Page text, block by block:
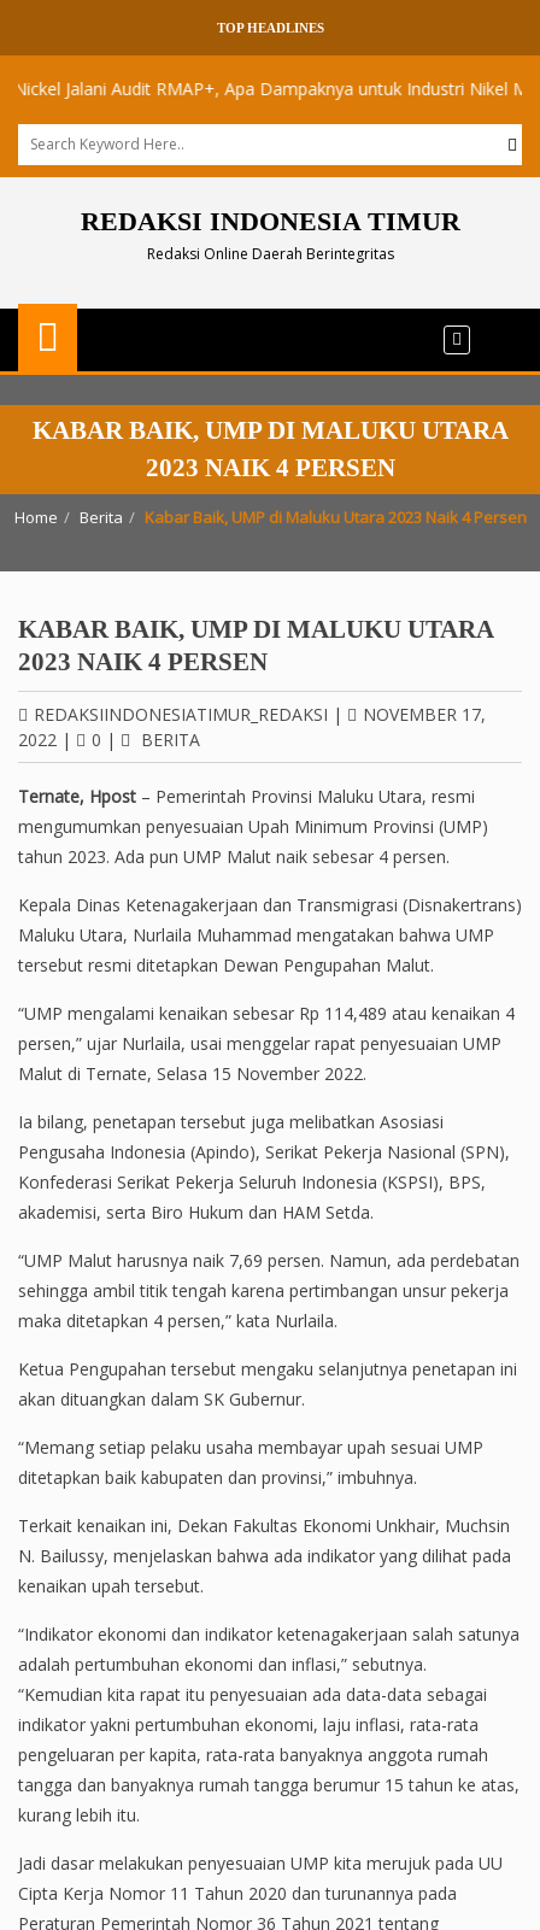
TOP HEADLINES
Audit RMAP+, Apa Dampaknya untuk Industri Nikel Maluku
REDAKSI INDONESIA TIMUR
Redaksi Online Daerah Berintegritas
KABAR BAIK, UMP DI MALUKU UTARA
2023 NAIK 4 PERSEN
Home Berita Kabar Baik, UMP di Maluku Utara 2023 Naik 4 Persen
KABAR BAIK, UMP DI MALUKU UTARA
2023 NAIK 4 PERSEN
REDAKSIINDONESIATIMUR_REDAKSI |
NOVEMBER 17,
2022 | 0 | BERITA
Ternate, Hpost – Pemerintah Provinsi Maluku Utara, resmi
mengumumkan penyesuaian Upah Minimum Provinsi (UMP)
tahun 2023. Ada pun UMP Malut naik sebesar 4 persen.
Kepala Dinas Ketenagakerjaan dan Transmigrasi (Disnakertrans)
Maluku Utara, Nurlaila Muhammad mengatakan bahwa UMP
tersebut resmi ditetapkan Dewan Pengupahan Malut.
“UMP mengalami kenaikan sebesar Rp 114,489 atau kenaikan 4
persen,” ujar Nurlaila, usai menggelar rapat penyesuaian UMP
Malut di Ternate, Selasa 15 November 2022.
Ia bilang, penetapan tersebut juga melibatkan Asosiasi
Pengusaha Indonesia (Apindo), Serikat Pekerja Nasional (SPN),
Konfederasi Serikat Pekerja Seluruh Indonesia (KSPSI), BPS,
akademisi, serta Biro Hukum dan HAM Setda.
“UMP Malut harusnya naik 7,69 persen. Namun, ada perdebatan
sehingga ambil titik tengah karena pertimbangan unsur pekerja
maka ditetapkan 4 persen,” kata Nurlaila.
Ketua Pengupahan tersebut mengaku selanjutnya penetapan ini
akan dituangkan dalam SK Gubernur.
“Memang setiap pelaku usaha membayar upah sesuai UMP
ditetapkan baik kabupaten dan provinsi,” imbuhnya.
Terkait kenaikan ini, Dekan Fakultas Ekonomi Unkhair, Muchsin
N. Bailussy, menjelaskan bahwa ada indikator yang dilihat pada
kenaikan upah tersebut.
“Indikator ekonomi dan indikator ketenagakerjaan salah satunya
adalah pertumbuhan ekonomi dan inflasi,” sebutnya.
“Kemudian kita rapat itu penyesuaian ada data-data sebagai
indikator yakni pertumbuhan ekonomi, laju inflasi, rata-rata
pengeluaran per kapita, rata-rata banyaknya anggota rumah
tangga dan banyaknya rumah tangga berumur 15 tahun ke atas,
kurang lebih itu.
Jadi dasar melakukan penyesuaian UMP kita merujuk pada UU
Cipta Kerja Nomor 11 Tahun 2020 dan turunannya pada
Peraturan Pemerintah Nomor 36 Tahun 2021 tentang